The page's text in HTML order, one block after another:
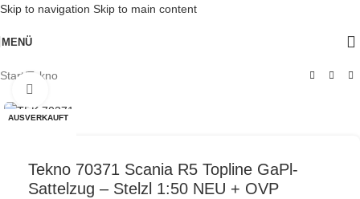
Skip to navigation Skip to main content
MENÜ
Start/Tekno
AUSVERKAUFT
Tekno 70371 Scania R5 Topline GaPl-
Sattelzug – Stelzl 1:50 NEU + OVP